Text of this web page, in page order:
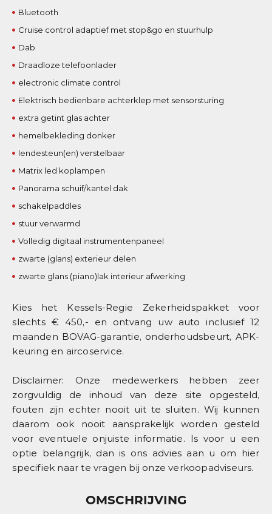
Bluetooth
Cruise control adaptief met stop&go en stuurhulp
Dab
Draadloze telefoonlader
electronic climate control
Elektrisch bedienbare achterklep met sensorsturing
extra getint glas achter
hemelbekleding donker
lendesteun(en) verstelbaar
Matrix led koplampen
Panorama schuif/kantel dak
schakelpaddles
stuur verwarmd
Volledig digitaal instrumentenpaneel
zwarte (glans) exterieur delen
zwarte glans (piano)lak interieur afwerking
Kies het Kessels-Regie Zekerheidspakket voor
slechts € 450,- en ontvang uw auto inclusief 12
maanden BOVAG-garantie, onderhoudsbeurt, APK-
keuring en aircoservice.
Disclaimer: Onze medewerkers hebben zeer
zorgvuldig de inhoud van deze site opgesteld,
fouten zijn echter nooit uit te sluiten. Wij kunnen
daarom ook nooit aansprakelijk worden gesteld
voor eventuele onjuiste informatie. Is voor u een
optie belangrijk, dan is ons advies aan u om hier
specifiek naar te vragen bij onze verkoopadviseurs.
OMSCHRIJVING